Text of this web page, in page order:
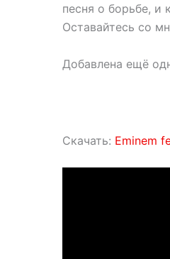
песня о борьбе, и
Оставайтесь со
Добавлена ещё
Скачать: Eminem